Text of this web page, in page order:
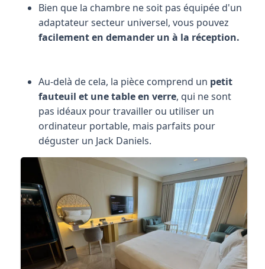
Bien que la chambre ne soit pas équipée d'un
adaptateur secteur universel, vous pouvez
facilement en demander un à la réception.
Au-delà de cela, la pièce comprend un petit
fauteuil et une table en verre, qui ne sont
pas idéaux pour travailler ou utiliser un
ordinateur portable, mais parfaits pour
déguster un Jack Daniels.